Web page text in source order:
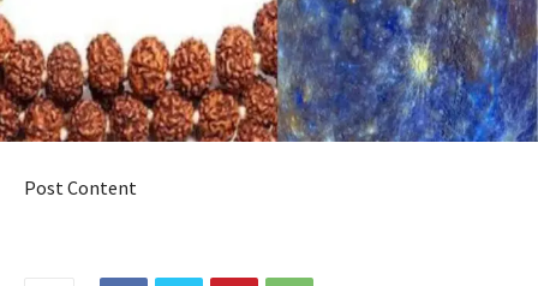
Post Content